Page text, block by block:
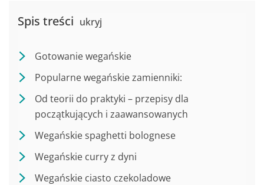
Spis treści ukryj
Gotowanie wegańskie
Popularne wegańskie zamienniki:
Od teorii do praktyki – przepisy dla
początkujących i zaawansowanych
Wegańskie spaghetti bolognese
Wegańskie curry z dyni
Wegańskie ciasto czekoladowe